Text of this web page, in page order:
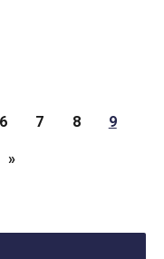
6 7 8 9
»